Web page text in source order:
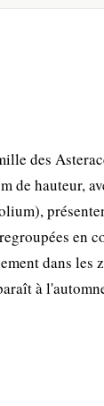
des
de hauteur,
en
dans les
à